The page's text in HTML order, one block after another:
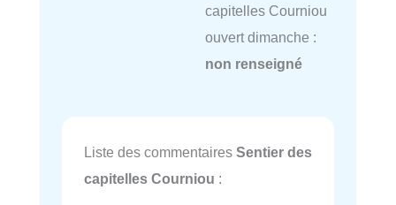
capitelles Courniou
ouvert dimanche :
non renseigné
Liste des commentaires Sentier des
capitelles Courniou :